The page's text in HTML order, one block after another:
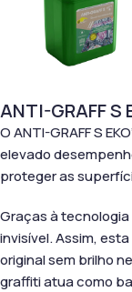
ANTI-GRAFF S
O ANTI-GRAFF S
elevado
proteger as
Graças à tecnologia
invisível. Assim,
original sem brilho
graffiti atua como